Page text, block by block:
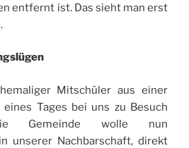
entfernt ist. Das sieht man erst
Mitschüler aus einer
Tages bei uns zu Besuch
Gemeinde wolle nun
unserer Nachbarschaft, direkt